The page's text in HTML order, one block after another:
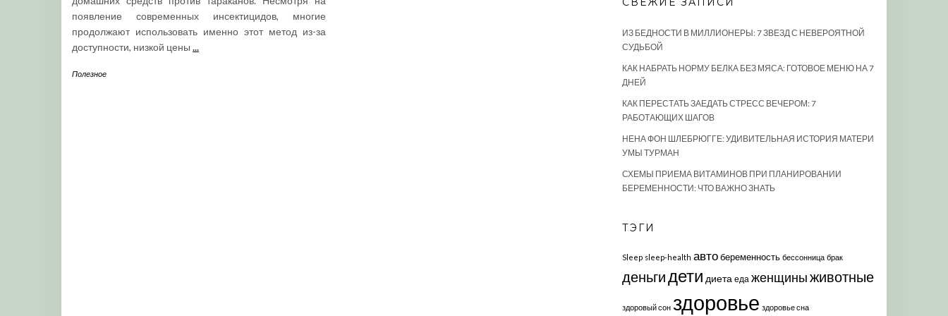
появление современных инсектицидов, многие
продолжают использовать именно этот метод из-за
доступности, низкой цены ...
Полезное
ИЗ БЕДНОСТИ В МИЛЛИОНЕРЫ: 7 ЗВЕЗД С НЕВЕРОЯТНОЙ
СУДЬБОЙ
КАК НАБРАТЬ НОРМУ БЕЛКА БЕЗ МЯСА: ГОТОВОЕ МЕНЮ НА 7
ДНЕЙ
КАК ПЕРЕСТАТЬ ЗАЕДАТЬ СТРЕСС ВЕЧЕРОМ: 7
РАБОТАЮЩИХ ШАГОВ
НЕНА ФОН ШЛЕБРЮГГЕ: УДИВИТЕЛЬНАЯ ИСТОРИЯ МАТЕРИ
УМЫ ТУРМАН
СХЕМЫ ПРИЕМА ВИТАМИНОВ ПРИ ПЛАНИРОВАНИИ
БЕРЕМЕННОСТИ: ЧТО ВАЖНО ЗНАТЬ
ТЭГИ
Sleep sleep-health автобеременность бессонница брак
деньгидети диета еда женщиныживотные
здоровый сон здоровье здоровье сна